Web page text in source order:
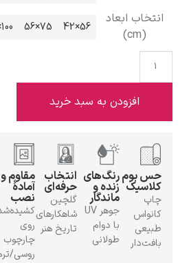
کامی پیسارو
ادوارد هاپر
ادگار دگا
75×56
100×75
133×100
به سبد خرید
انتخاب
حرفه‌ای
گلچین
شاهکارهای
تاریخ هنر
مقاوم و
آمادهٔ
نصب
کشیده‌شده
روی
چارچوب
سه شیوهٔ
ساخت
رول، بوم،
بوم با قاب
بدون
کشیدگی
تصویر
ابعاد
استاندارد
با حفظ
نسبت